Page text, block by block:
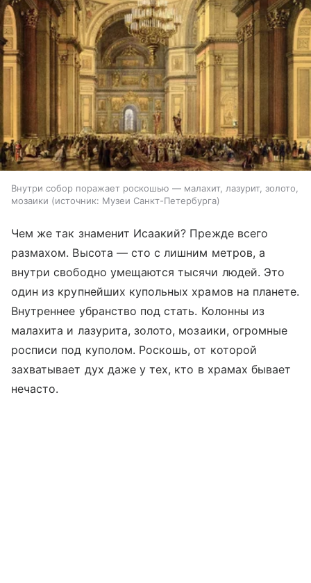
Внутри собор поражает роскошью — малахит, лазурит, золото,
мозаики
источник: Музеи Санкт-Петербурга
Чем же так знаменит Исаакий? Прежде всего
размахом. Высота — сто с лишним метров, а
внутри свободно умещаются тысячи людей. Это
один из крупнейших купольных храмов на планете.
Внутреннее убранство под стать. Колонны из
малахита и лазурита, золото, мозаики, огромные
росписи под куполом. Роскошь, от которой
захватывает дух даже у тех, кто в храмах бывает
нечасто.